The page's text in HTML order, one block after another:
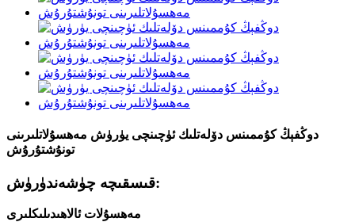
دوڭفېڭ كۇممىنس دۆلەتلىك ئۈچىنچى يۈرۈش مەھسۇلاتلىرىنى
تونۇشتۇرۇش
قىسقىچە چۈشەندۈرۈش:
مەھسۇلات ئالاھىدىلىكلىرى